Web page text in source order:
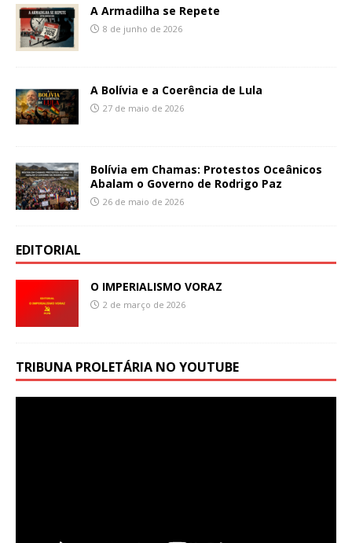
A Armadilha se Repete
8 de junho de 2026
A Bolívia e a Coerência de Lula
27 de maio de 2026
Bolívia em Chamas: Protestos Oceânicos
Abalam o Governo de Rodrigo Paz
26 de maio de 2026
EDITORIAL
O IMPERIALISMO VORAZ
2 de março de 2026
TRIBUNA PROLETÁRIA NO YOUTUBE